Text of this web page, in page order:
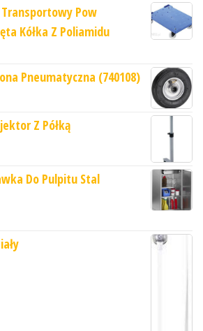
Pow
Kółka Z Poliamidu
Pneumatyczna (740108)
Z Półką
Do Pulpitu Stal